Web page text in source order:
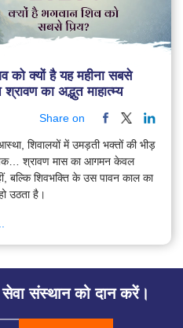
को क्यों है यह महीना सबसे
का अद्भुत माहात्म्य
Share on
शिवालयों में उमड़ती भक्तों की भीड़
श्रावण मास का आगमन केवल
बल्कि शिवभक्ति के उस पावन काल का
उठता है।
सेवा संस्थान को दान करें।